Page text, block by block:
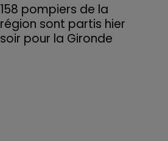
158 pompiers de la
région sont partis hier
soir pour la Gironde